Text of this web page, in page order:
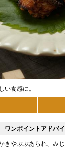
い食感に。
ワンポイントアドバ
きやぶぶあられ、み